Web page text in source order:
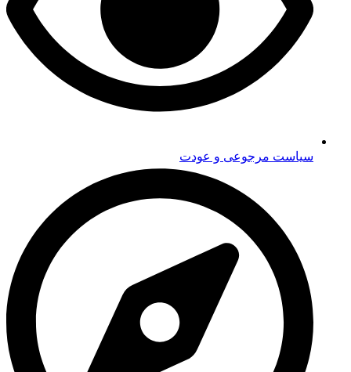
سیاست مرجوعی و عودت